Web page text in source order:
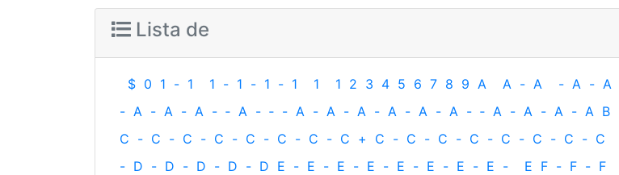
Lista de
$ 0 1 - 1 1 - 1 - 1 - 1 1 1 2 3 4 5 6 7 8 9 A A - A - A - A
- A - A - A - ‐ A - ‐ - A - A - A - A - A - A - ‐ A - A - A - A B
C - C - C - C - C - C - C - C + C - C - C - C - C - C - C - C
- D - D - D - D - D E - E - E - E - E - E - E - E - E F - F - F